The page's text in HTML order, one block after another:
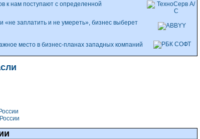
к нам поступают с определенной
«не заплатить и не умереть», бизнес выберет
место в бизнес-планах западных компаний
России
России